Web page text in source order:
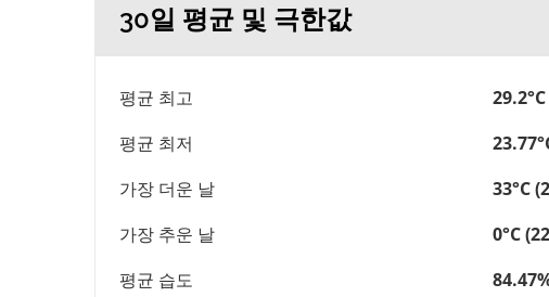
30일 평균 및 극한값
평균 최고
29.2°C
평균 최저
가장 더운 날
33°C
가장 추운 날
0°C
평균 습도